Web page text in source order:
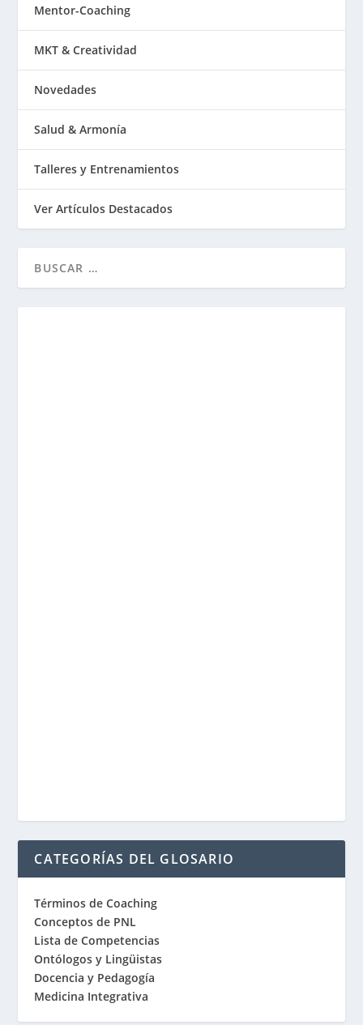
Mentor-Coaching
MKT & Creatividad
Novedades
Salud & Armonía
Talleres y Entrenamientos
Ver Artículos Destacados
CATEGORÍAS DEL GLOSARIO
Términos de Coaching
Conceptos de PNL
Lista de Competencias
Ontólogos y Lingüistas
Docencia y Pedagogía
Medicina Integrativa